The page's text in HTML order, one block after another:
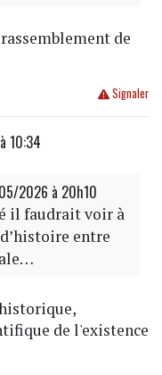
de
Signaler
10:34
2026 à 20h10
il faudrait voir à
entre
de l'existence